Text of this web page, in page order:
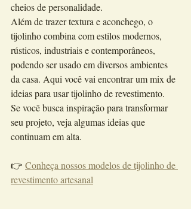
cheios de personalidade.
Além de trazer textura e aconchego, o
tijolinho combina com estilos modernos,
rústicos, industriais e contemporâneos,
podendo ser usado em diversos ambientes
da casa. Aqui você vai encontrar um mix de
ideias para usar tijolinho de revestimento.
Se você busca inspiração para transformar
seu projeto, veja algumas ideias que
continuam em alta.
👉 Conheça nossos modelos de tijolinho de
revestimento artesanal